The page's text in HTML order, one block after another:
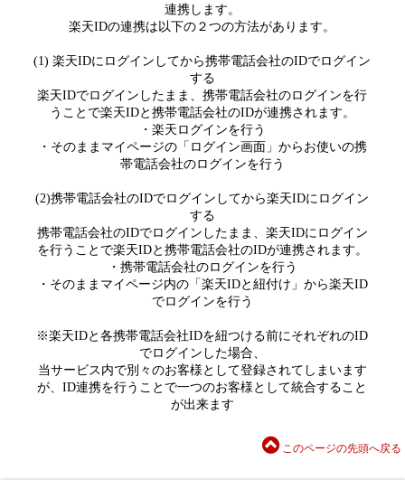
連携します。
楽天IDの連携は以下の２つの方法があります。
(1) 楽天IDにログインしてから携帯電話会社のIDでログイン
する
楽天IDでログインしたまま、携帯電話会社のログインを行
うことで楽天IDと携帯電話会社のIDが連携されます。
・楽天ログインを行う
・そのままマイページの「ログイン画面」からお使いの携
帯電話会社のログインを行う
(2)携帯電話会社のIDでログインしてから楽天IDにログイン
する
携帯電話会社のIDでログインしたまま、楽天IDにログイン
を行うことで楽天IDと携帯電話会社のIDが連携されます。
・携帯電話会社のログインを行う
・そのままマイページ内の「楽天IDと紐付け」から楽天ID
でログインを行う
※楽天IDと各携帯電話会社IDを紐つける前にそれぞれのID
でログインした場合、
当サービス内で別々のお客様として登録されてしまいます
が、ID連携を行うことで一つのお客様として統合すること
が出来ます
このページの先頭へ戻る